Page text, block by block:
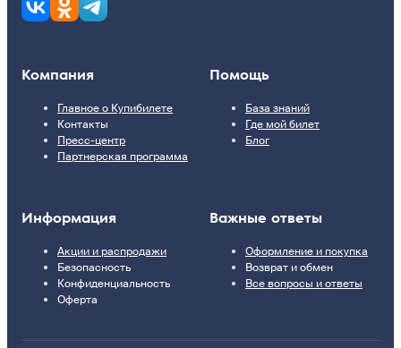
Компания
Главное о Купибилете
Контакты
Пресс-центр
Партнерская программа
Помощь
База знаний
Где мой билет
Блог
Информация
Акции и распродажи
Безопасность
Конфиденциальность
Оферта
Важные ответы
Оформление и покупка
Возврат и обмен
Все вопросы и ответы